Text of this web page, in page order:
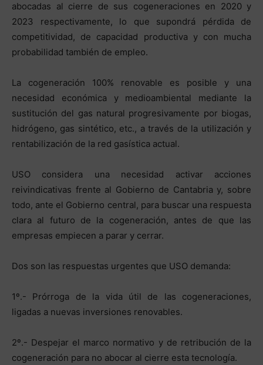
abocadas al cierre de sus cogeneraciones en 2020 y
2023 respectivamente, lo que supondrá pérdida de
competitividad, de capacidad productiva y con mucha
probabilidad también de empleo.
La cogeneración 100% renovable es posible y una
necesidad económica y medioambiental mediante la
sustitución del gas natural progresivamente por biogas,
hidrógeno, gas sintético, etc., a través de la utilización y
rentabilización de la red gasística actual.
USO considera una necesidad activar acciones
reivindicativas frente al Gobierno de Cantabria y, sobre
todo, ante el Gobierno central, para buscar una respuesta
clara al futuro de la cogeneración, antes de que las
empresas empiecen a parar y cerrar.
Dos son las respuestas urgentes que USO demanda:
1º.- Prórroga de la vida útil de las cogeneraciones,
ligadas a nuevas inversiones renovables.
2º.- Despejar el marco normativo y de retribución de la
cogeneración para no abocar al cierre esta tecnología.